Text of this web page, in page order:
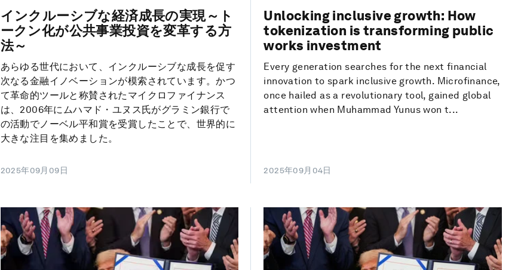
インクルーシブな経済成長の実現～ト
ークン化が公共事業投資を変革する方
法～
あらゆる世代において、インクルーシブな成長を促す
次なる金融イノベーションが模索されています。かつ
て革命的ツールと称賛されたマイクロファイナンス
は、2006年にムハマド・ユヌス氏がグラミン銀行で
の活動でノーベル平和賞を受賞したことで、世界的に
大きな注目を集めました。
2025年09月09日
Unlocking inclusive growth: How
tokenization is transforming public
works investment
Every generation searches for the next financial
innovation to spark inclusive growth. Microfinance,
once hailed as a revolutionary tool, gained global
attention when Muhammad Yunus won t...
2025年09月04日